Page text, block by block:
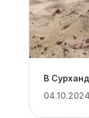
В
04.10.2024